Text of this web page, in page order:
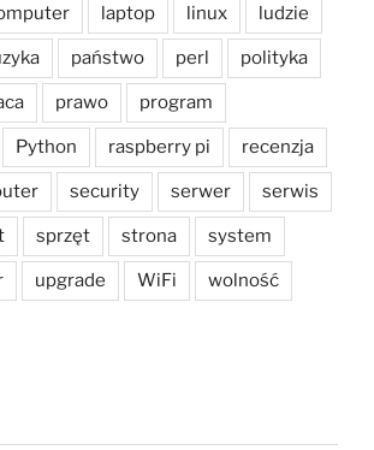
laptop linux ludzie
państwo perl polityka
prawo program
Python raspberry pi recenzja
security serwer serwis
sprzęt strona system
upgrade WiFi wolność